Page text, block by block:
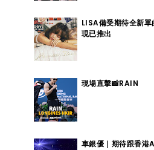
LISA備受期待全新
現已推出
現場直擊📸RAIN
車銀優｜期待跟香港